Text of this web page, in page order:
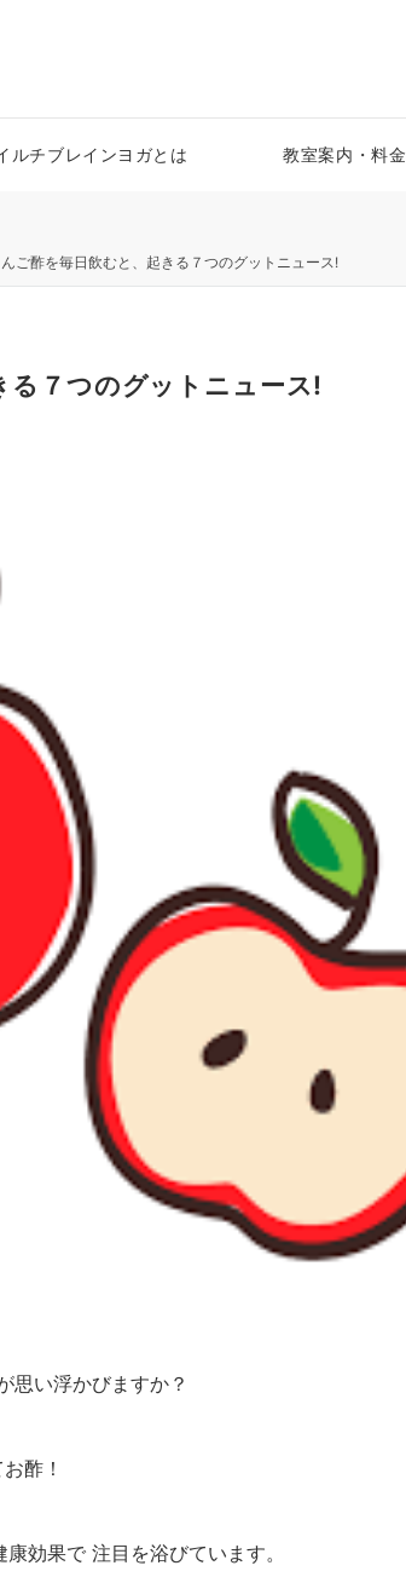
ルチブレインヨガとは 教室案内・料金
んご酢を毎日飲むと、起きる７つのグットニュース!
る７つのグットニュース!
思い浮かびますか？
酢！
効果で 注目を浴びています。